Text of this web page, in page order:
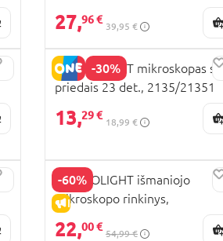
27,96 €
39,95 €
-30%
EASTCOLIGHT mikroskopas su
priedais 23 det., 2135/21351
13,29 €
18,99 €
-60%
IŠPARDAVIMAS
EASTCOLIGHT išmaniojo
mikroskopo rinkinys,
100/200/450X, žalias, 88051
22,00 €
54,99 €